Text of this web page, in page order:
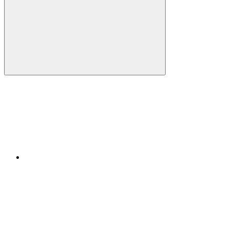
Compartilhar